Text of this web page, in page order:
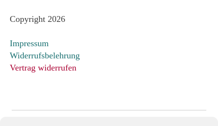
Copyright 2026
Impressum
Widerrufsbelehrung
Vertrag widerrufen